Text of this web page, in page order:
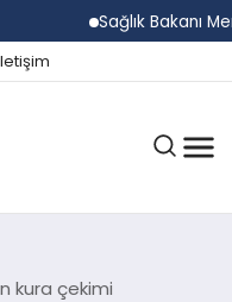
Sağlık Bakanı
kura çekimi